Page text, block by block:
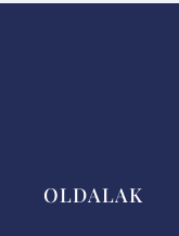
OLDALAK